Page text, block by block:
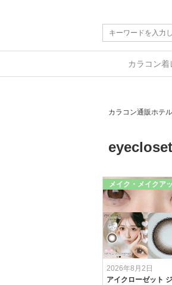
カラコン着
カラコン通販ホテ
eyecloset
メイク・メイクア
2026年8月2日
アイクローゼット